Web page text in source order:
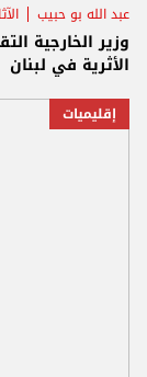
عبد الله بو حبيب
وزير الخارجية
الأثرية في لبنان
إقليميات